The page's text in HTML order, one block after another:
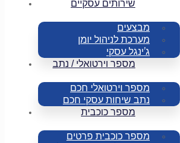
שירותים עסקיים
מבצעים
מערכת לניהול יומן
ג’ינגל עסקי
מספר וירטואלי / נתב
מספר וירטואלי חכם
נתב שיחות עסקי חכם
מספר כוכבית
מספר כוכבית פרטים